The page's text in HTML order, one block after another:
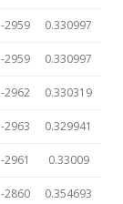
-2959 0.330997
-2959 0.330997
-2962 0.330319
-2963 0.329941
-2961 0.33009
-2860 0.354693